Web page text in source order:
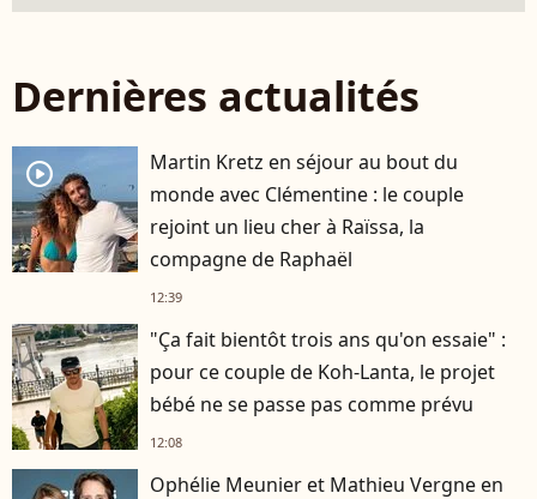
Dernières actualités
player2
Martin Kretz en séjour au bout du
monde avec Clémentine : le couple
rejoint un lieu cher à Raïssa, la
compagne de Raphaël
12:39
"Ça fait bientôt trois ans qu'on essaie" :
pour ce couple de Koh-Lanta, le projet
bébé ne se passe pas comme prévu
12:08
Ophélie Meunier et Mathieu Vergne en